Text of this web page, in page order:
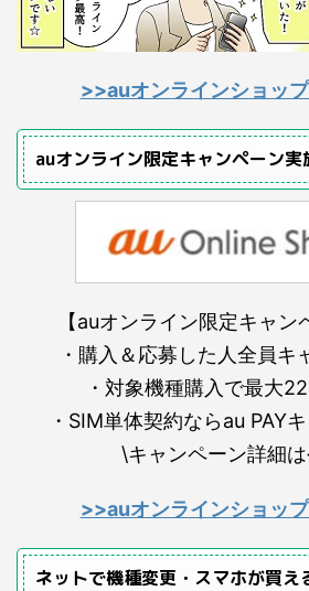
>>auオンラインショッ
auオンライン限定キャンペーン実
【auオンライン限定キャン
・購入＆応募した人全員キ
・対象機種購入で最大
・SIM単体契約ならau PAY
\キャンペーン詳細
>>auオンラインショッ
ネットで機種変更・スマホが買え